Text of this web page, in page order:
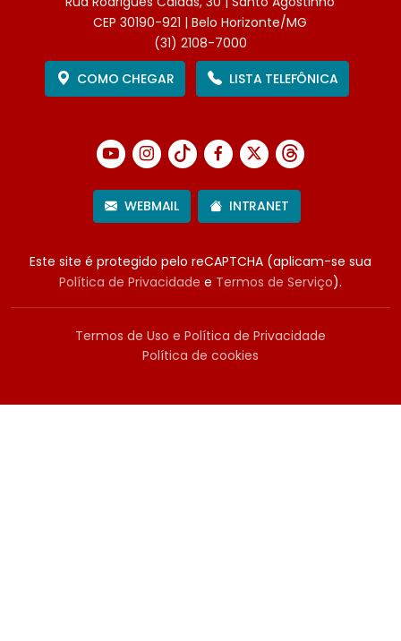
CEP 30190-921 | Belo Horizonte/MG
(31) 2108-7000
COMO CHEGAR
LISTA TELEFÔNICA
WEBMAIL INTRANET
Este site é protegido pelo reCAPTCHA (aplicam-se sua
Política de Privacidade e Termos de Serviço).
Termos de Uso e Política de Privacidade
Política de cookies